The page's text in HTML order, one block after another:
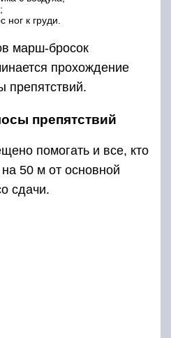
к груди.
марш-бросок
прохождение
препятствий.
препятствий
помогать и все, кто
50 м от основной
сдачи.